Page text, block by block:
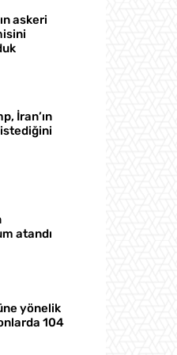
askeri
İran’ın
atandı
yönelik
104